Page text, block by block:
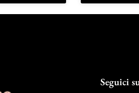
Seguici